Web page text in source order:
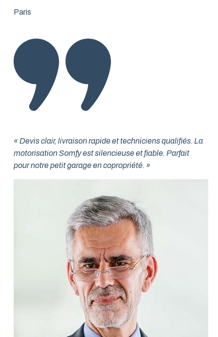
Paris
« Devis clair, livraison rapide et techniciens qualifiés. La
motorisation Somfy est silencieuse et fiable. Parfait
pour notre petit garage en copropriété. »